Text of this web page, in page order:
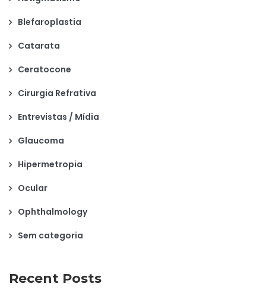
Blefaroplastia
Catarata
Ceratocone
Cirurgia Refrativa
Entrevistas / Mídia
Glaucoma
Hipermetropia
Ocular
Ophthalmology
Sem categoria
Recent Posts